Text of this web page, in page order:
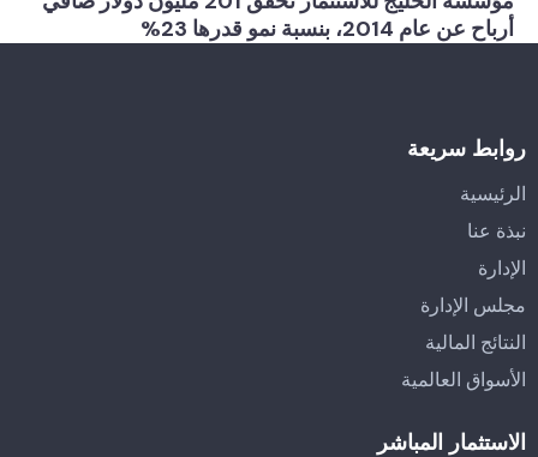
أرباح عن عام 2014، بنسبة نمو قدرها 23%
روابط سريعة
الرئيسية
نبذة عنا
الإدارة
مجلس الإدارة
النتائج المالية
الأسواق العالمية
الاستثمار المباشر